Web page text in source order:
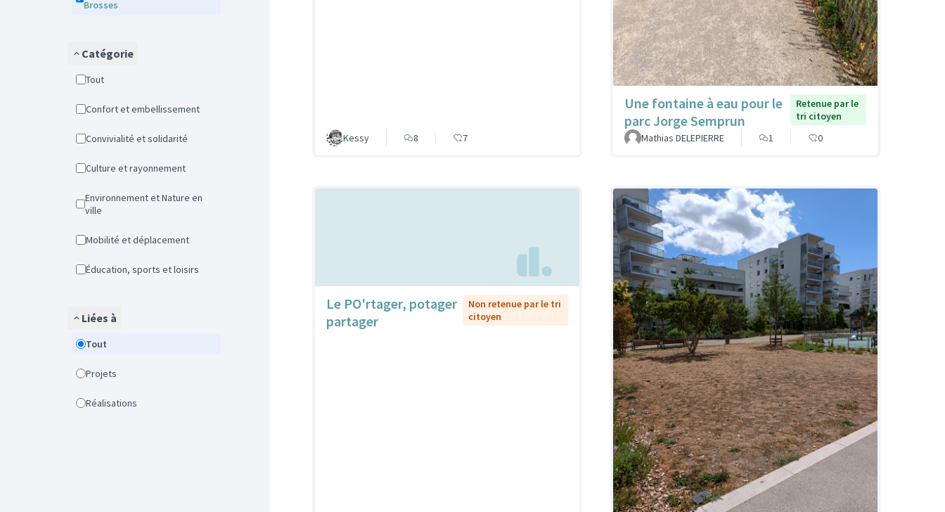
Brosses
Catégorie
Tout
Confort et embellissement
Convivialité et solidarité
Culture et rayonnement
Environnement et Nature en
ville
Mobilité et déplacement
Éducation, sports et loisirs
Liées à
Tout
Projets
Réalisations
Kessy 8 7
Une fontaine à eau pour le
parc Jorge Semprun
Retenue par le
tri citoyen
Mathias DELEPIERRE
1 0
Le PO'rtager, potager
partager
Non retenue par le tri
citoyen